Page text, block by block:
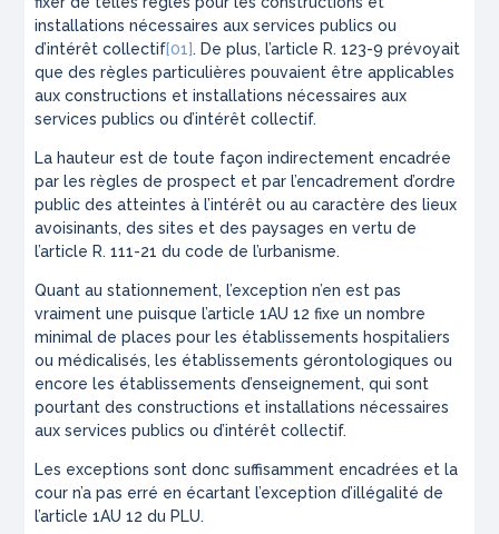
installations nécessaires aux services publics ou
d’intérêt collectif[01]. De plus, l’article R. 123-9 prévoyait
que des règles particulières pouvaient être applicables
aux constructions et installations nécessaires aux
services publics ou d’intérêt collectif.
La hauteur est de toute façon indirectement encadrée
par les règles de prospect et par l’encadrement d’ordre
public des atteintes à l’intérêt ou au caractère des lieux
avoisinants, des sites et des paysages en vertu de
l’article R. 111-21 du code de l’urbanisme.
Quant au stationnement, l’exception n’en est pas
vraiment une puisque l’article 1AU 12 fixe un nombre
minimal de places pour les établissements hospitaliers
ou médicalisés, les établissements gérontologiques ou
encore les établissements d’enseignement, qui sont
pourtant des constructions et installations nécessaires
aux services publics ou d’intérêt collectif.
Les exceptions sont donc suffisamment encadrées et la
cour n’a pas erré en écartant l’exception d’illégalité de
l’article 1AU 12 du PLU.